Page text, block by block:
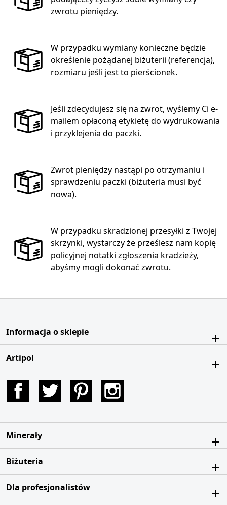
zwrotu pieniędzy.
W przypadku wymiany konieczne będzie
określenie pożądanej biżuterii (referencja),
rozmiaru jeśli jest to pierścionek.
Jeśli zdecydujesz się na zwrot, wyślemy Ci e-
mailem opłaconą etykietę do wydrukowania
i przyklejenia do paczki.
Zwrot pieniędzy nastąpi po otrzymaniu i
sprawdzeniu paczki (biżuteria musi być
nowa).
W przypadku skradzionej przesyłki z Twojej
skrzynki, wystarczy że prześlesz nam kopię
policyjnej notatki zgłoszenia kradzieży,
abyśmy mogli dokonać zwrotu.
Informacja o sklepie
Artipol
Facebook Twitter Pinterest
Minerały
Biżuteria
Dla profesjonalistów